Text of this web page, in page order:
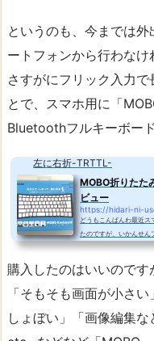
というのも、今までは
ートフォンから行わなけ
さすがにフリック入力
とで、スマホ用に「
Bluetoothフルキーボー
左に右折-TRTTL-
MOBO折りた
ビュー
https://hidari-ni-
どうもこんばんわ最近ス
たのですが、いかんせん
たみキーボードを購入す
してもたわまない
かなか見つかりません。
時見つけたのが今回購入
購入したのはいいので
「そもそも画面が小さ
しょぼい」「画像編集な